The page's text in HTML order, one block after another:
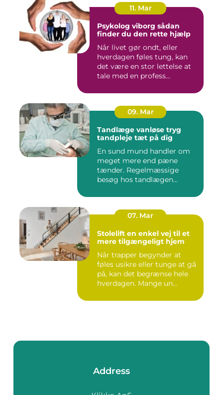
11. Mar
Psykolog viborg sådan
finder du den rette hjælp
Når livet gør ondt, eller
hverdagen føles tung, kan
det være en stor lettelse at
tale med en profess...
09. Mar
Tandlæge vanløse tryg
tandpleje tæt på dig
En sund mund handler om
meget mere end pæne
tænder. Regelmæssige
besøg hos tandlægen
07. Mar
Stolelift en enkel vej til et
mere tilgængeligt hjem
Når trapper begynder at
føles usikre eller tunge at gå
på, kan det begrænse hele
hverdagen. Mange un...
Address